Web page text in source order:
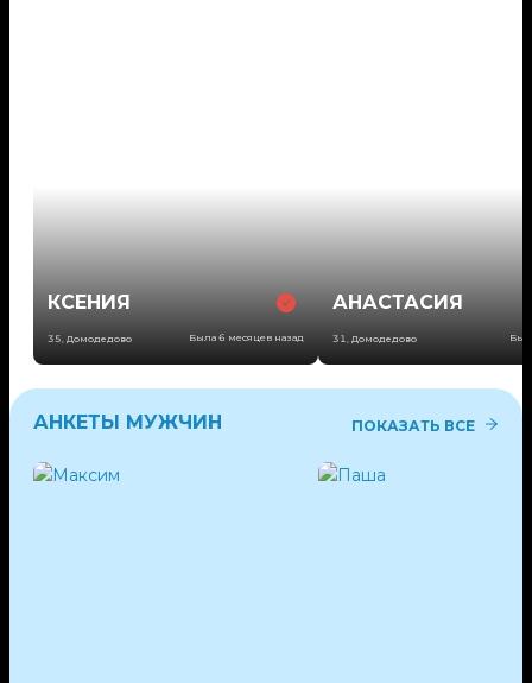
КСЕНИЯ
35 Домодедово Была 6 месяцев назад
АНАСТАСИЯ
31 Домодедово
АНКЕТЫ МУЖЧИН ПОКАЗАТЬ ВСЕ